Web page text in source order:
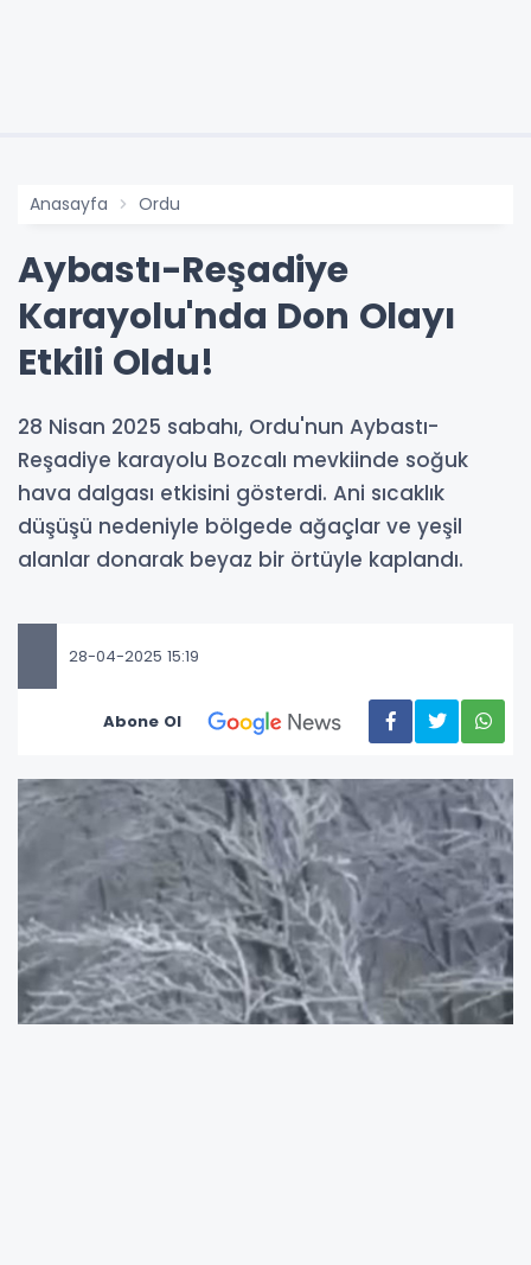
Anasayfa Ordu
Aybastı-Reşadiye
Karayolu'nda Don Olayı
Etkili Oldu!
28 Nisan 2025 sabahı, Ordu'nun Aybastı-
Reşadiye karayolu Bozcalı mevkiinde soğuk
hava dalgası etkisini gösterdi. Ani sıcaklık
düşüşü nedeniyle bölgede ağaçlar ve yeşil
alanlar donarak beyaz bir örtüyle kaplandı.
28-04-2025 15:19
Abone Ol